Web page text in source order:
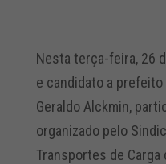
Nesta terça-feira, 26
e candidato a prefeito
Geraldo Alckmin,
organizado pelo
Transportes de Carga